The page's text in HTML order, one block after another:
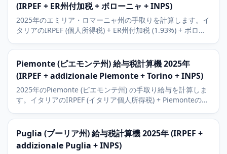
(IRPEF + ER州付加税 + ボローニャ + INPS)
2025年のエミリア・ロマーニャ州の手取りを計算します。イ
タリアのIRPEF (個人所得税) + ER州付加税 (1.93%) + ボロー
ーリの文脈も解説。
Piemonte (ピエモンテ州) 給与税計算機 2025年
(IRPEF + addizionale Piemonte + Torino + INPS)
2025年のPiemonte (ピエモンテ州) の手取り給与を計算しま
す。イタリアのIRPEF (イタリア個人所得税) + Piemonteの
addizionale comunale (0.8%) + INPS。Stellantisトリノの
背景。
Puglia (プーリア州) 給与税計算機 2025年 (IRPEF +
addizionale Puglia + INPS)